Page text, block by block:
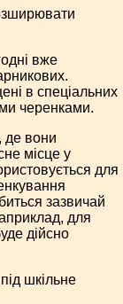
вже
в спеціальних
черенками.
де вони
місце у
для
зазвичай
для
дійсно
шкільне